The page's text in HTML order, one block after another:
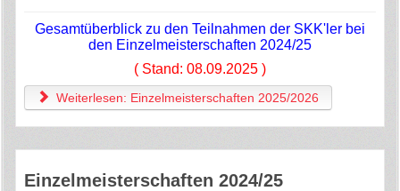
Gesamtüberblick zu den Teilnahmen der SKK'ler bei
den Einzelmeisterschaften 2024/25
( Stand: 08.09.2025 )
Weiterlesen: Einzelmeisterschaften 2025/2026
Einzelmeisterschaften 2024/25